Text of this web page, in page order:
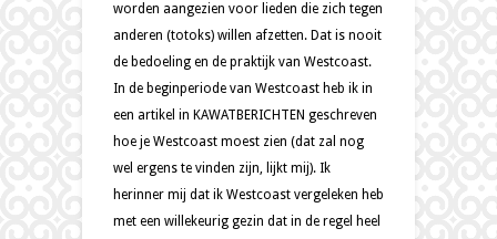
worden aangezien voor lieden die zich tegen
anderen (totoks) willen afzetten. Dat is nooit
de bedoeling en de praktijk van Westcoast.
In de beginperiode van Westcoast heb ik in
een artikel in KAWATBERICHTEN geschreven
hoe je Westcoast moest zien (dat zal nog
wel ergens te vinden zijn, lijkt mij). Ik
herinner mij dat ik Westcoast vergeleken heb
met een willekeurig gezin dat in de regel heel